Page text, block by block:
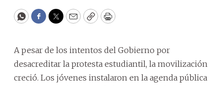
WhatsApp
Facebook
Twitter
EmailCopyPrint
A pesar de los intentos del Gobierno por
desacreditar la protesta estudiantil, la movilización
creció. Los jóvenes instalaron en la agenda pública